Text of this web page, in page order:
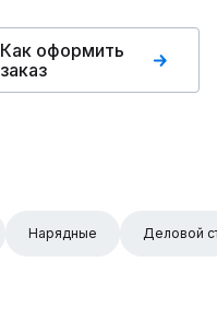
Как оформить
заказ
Нарядные Деловой